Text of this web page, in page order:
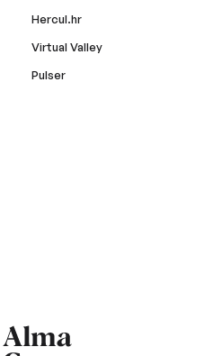
Hercul.hr
Virtual Valley
Pulser